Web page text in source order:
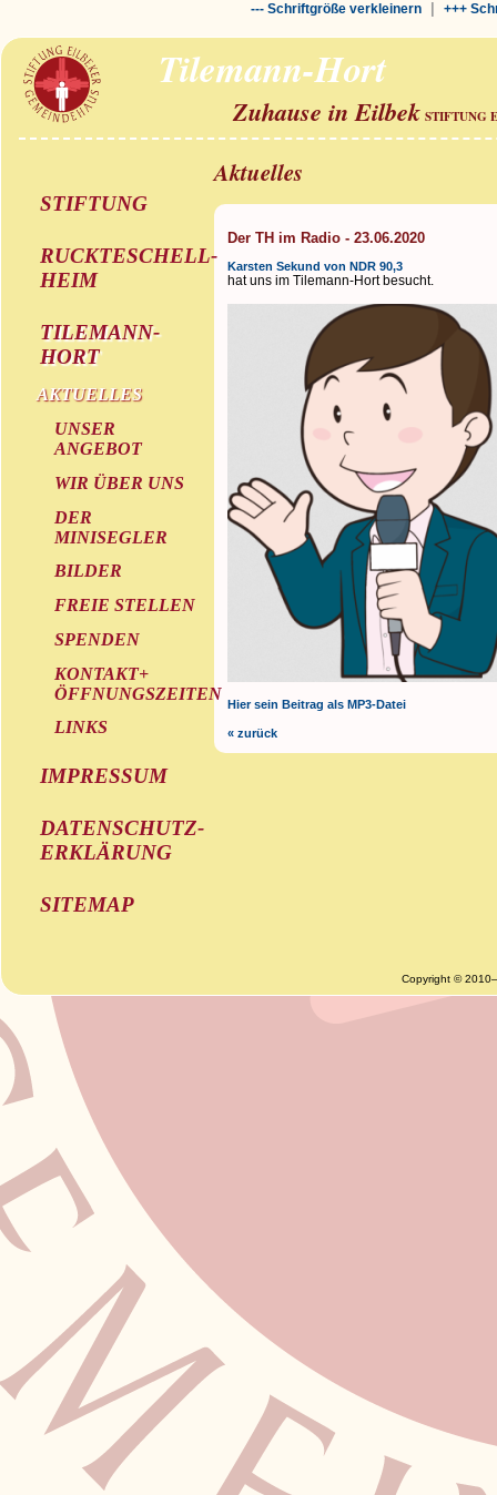
--- Schriftgröße verkleinern| +++
Tilemann-Hort
Zuhause in Eilbek STIFTUNG
STIFTUNG
RUCKTESCHELL-
HEIM
TILEMANN-
HORT
AKTUELLES
UNSER
ANGEBOT
WIR ÜBER UNS
DER
MINISEGLER
BILDER
FREIE STELLEN
SPENDEN
KONTAKT+
ÖFFNUNGSZEITEN
LINKS
IMPRESSUM
DATENSCHUTZ-
ERKLÄRUNG
SITEMAP
Aktuelles
Der TH im Radio - 23.06.2020
Karsten Sekund von NDR 90,3
hat uns im Tilemann-Hort besucht.
Hier sein Beitrag als MP3-Datei
« zurück
Copyright ©